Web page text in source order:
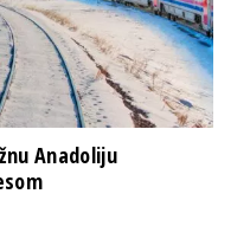
Anadoliju